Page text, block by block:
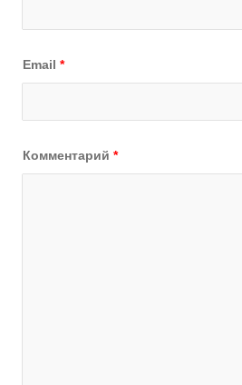
Email *
Комментарий *